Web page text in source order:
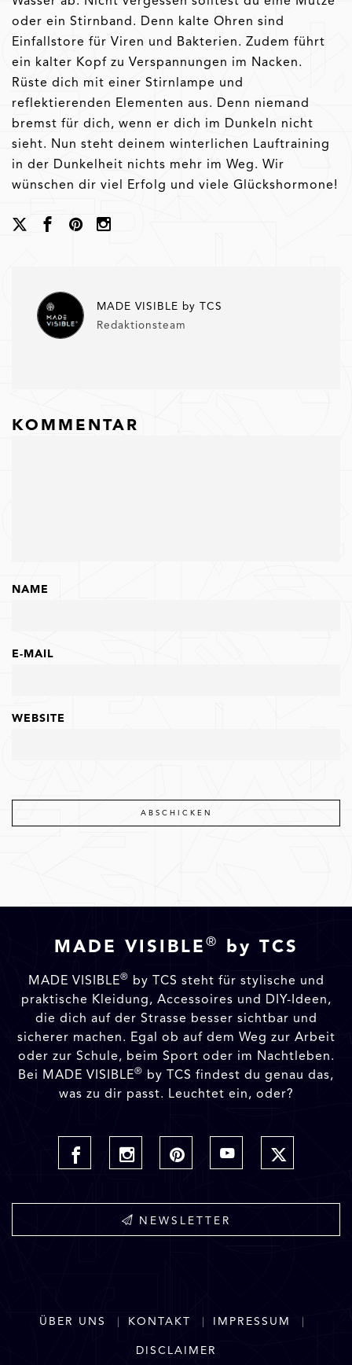
oder ein Stirnband. Denn kalte Ohren sind
Einfallstore für Viren und Bakterien. Zudem führt
ein kalter Kopf zu Verspannungen im Nacken.
Rüste dich mit einer Stirnlampe und
reflektierenden Elementen aus. Denn niemand
bremst für dich, wenn er dich im Dunkeln nicht
sieht. Nun steht deinem winterlichen Lauftraining
in der Dunkelheit nichts mehr im Weg. Wir
wünschen dir viel Erfolg und viele Glückshormone!
MADE VISIBLE by TCS
Redaktionsteam
KOMMENTAR
NAME
E-MAIL
WEBSITE
MADE VISIBLE ® by TCS
MADE VISIBLE® by TCS steht für stylische und
praktische Kleidung, Accessoires und DIY-Ideen,
die dich auf der Strasse besser sichtbar und
sicherer machen. Egal ob auf dem Weg zur Arbeit
oder zur Schule, beim Sport oder im Nachtleben.
Bei MADE VISIBLE® by TCS findest du genau das,
was zu dir passt. Leuchtet ein, oder?
NEWSLETTER
ÜBER UNS KONTAKT IMPRESSUM
DISCLAIMER